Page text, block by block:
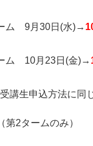
ム 9月30日(水)→
ム 10月23日(金)→
講生申込方法に同
第2タームのみ）